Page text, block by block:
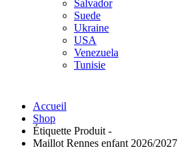
Salvador
Suede
Ukraine
USA
Venezuela
Tunisie
Accueil
Shop
Étiquette Produit -
Maillot Rennes enfant 2026/2027